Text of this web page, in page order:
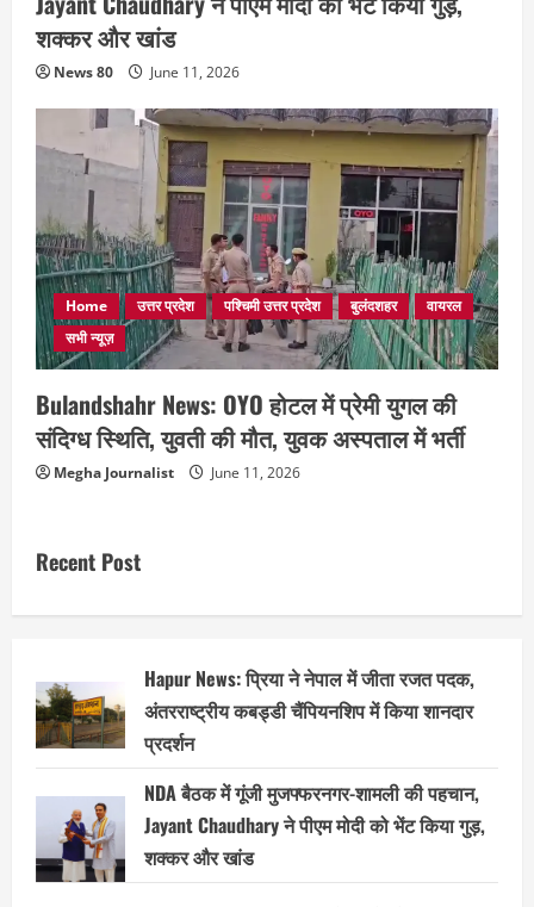
शक्कर और खांड
News 80 June 11, 2026
Home उत्तर प्रदेश पश्चिमी उत्तर प्रदेश बुलंदशहर
वायरल
सभी न्यूज़
Bulandshahr News: OYO होटल में प्रेमी युगल की
संदिग्ध स्थिति, युवती की मौत, युवक अस्पताल में भर्ती
Megha Journalist June 11, 2026
Recent Post
Hapur News: प्रिया ने नेपाल में जीता रजत पदक,
अंतरराष्ट्रीय कबड्डी चैंपियनशिप में किया शानदार
प्रदर्शन
NDA बैठक में गूंजी मुजफ्फरनगर-शामली की पहचान,
Jayant Chaudhary ने पीएम मोदी को भेंट किया गुड़,
शक्कर और खांड